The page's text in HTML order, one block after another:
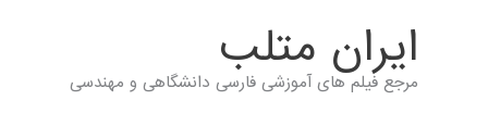
ايران متلب
مرجع فیلم های آموزشی فارسی دانشگاهی و مهندسی